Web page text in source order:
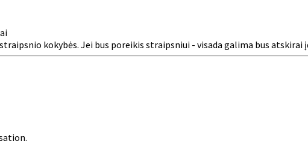
kokybės. Jei bus poreikis straipsniui - visada galima bus atskirai